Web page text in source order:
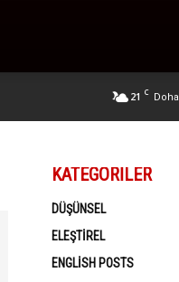
21 C Doha
KATEGORILER
DÜŞÜNSEL
ELEŞTIREL
ENGLISH POSTS